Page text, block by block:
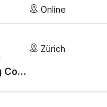
Online
Core
Zürich